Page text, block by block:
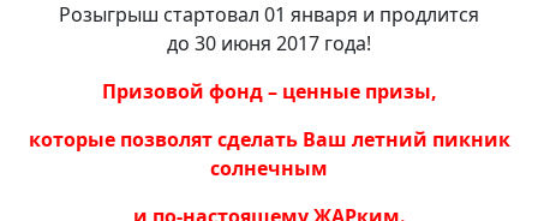
Розыгрыш стартовал 01 января и продлится
до 30 июня 2017 года!
Призовой фонд – ценные призы,
которые позволят сделать Ваш летний пикник
солнечным